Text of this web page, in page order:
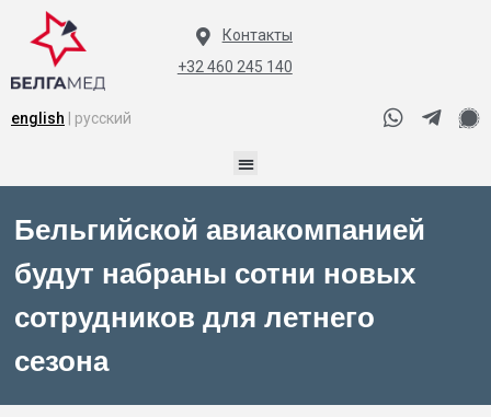
Контакты
+32 460 245 140
english | русский
Бельгийской авиакомпанией
будут набраны сотни новых
сотрудников для летнего
сезона